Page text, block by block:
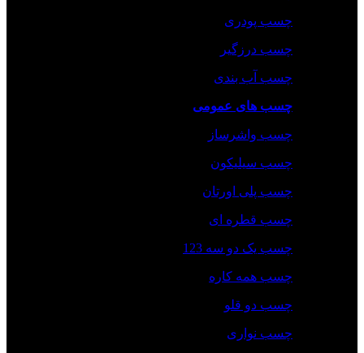
چسب پودری
چسب درزگیر
چسب آب بندی
چسب های عمومی
چسب واشرساز
چسب سیلیکون
چسب پلی اورتان
چسب قطره ای
چسب یک دو سه 123
چسب همه کاره
چسب دو قلو
چسب نواری